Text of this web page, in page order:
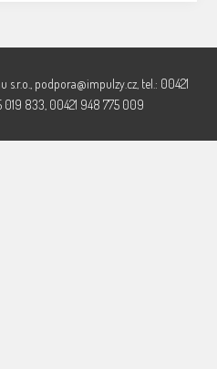
podpora@impulzy.cz, tel.: 00421
833, 00421 948 775 009